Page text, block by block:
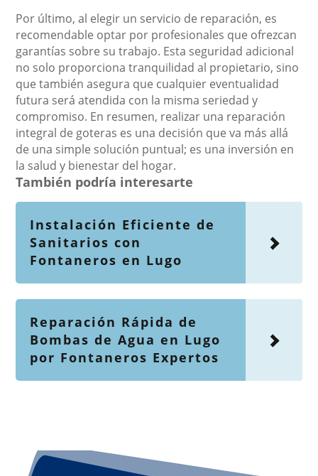
Por último, al elegir un servicio de reparación, es
recomendable optar por profesionales que ofrezcan
garantías sobre su trabajo. Esta seguridad adicional
no solo proporciona tranquilidad al propietario, sino
que también asegura que cualquier eventualidad
futura será atendida con la misma seriedad y
compromiso. En resumen, realizar una reparación
integral de goteras es una decisión que va más allá
de una simple solución puntual; es una inversión en
la salud y bienestar del hogar.
También podría interesarte
Instalación Eficiente de
Sanitarios con
Fontaneros en Lugo
Reparación Rápida de
Bombas de Agua en Lugo
por Fontaneros Expertos